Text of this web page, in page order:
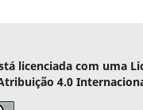
licenciada com uma
4.0